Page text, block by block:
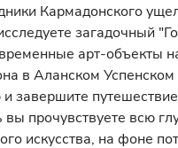
Кармадонского
загадочный
арт-объекты
в Аланском
завершите
прочувствуете всю
искусства, на фоне